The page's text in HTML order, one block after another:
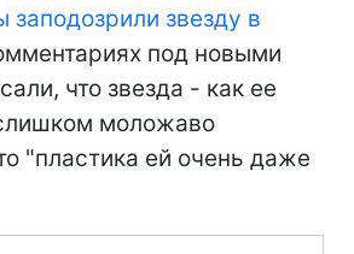
заподозрили звезду в
под новыми
что звезда - как ее
моложаво
"пластика ей очень даже